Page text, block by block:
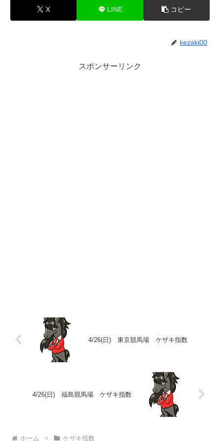
X LINE コピー
kezaki00
スポンサーリンク
4/26(日) 東京競馬場 ケザキ指数
4/26(日) 福島競馬場 ケザキ指数
ホーム ケザキ指数